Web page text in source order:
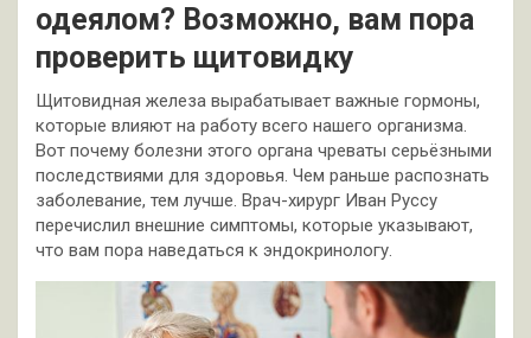
одеялом? Возможно, вам пора
проверить щитовидку
Щитовидная железа вырабатывает важные гормоны,
которые влияют на работу всего нашего организма.
Вот почему болезни этого органа чреваты серьёзными
последствиями для здоровья. Чем раньше распознать
заболевание, тем лучше. Врач-хирург Иван Руссу
перечислил внешние симптомы, которые указывают,
что вам пора наведаться к эндокринологу.